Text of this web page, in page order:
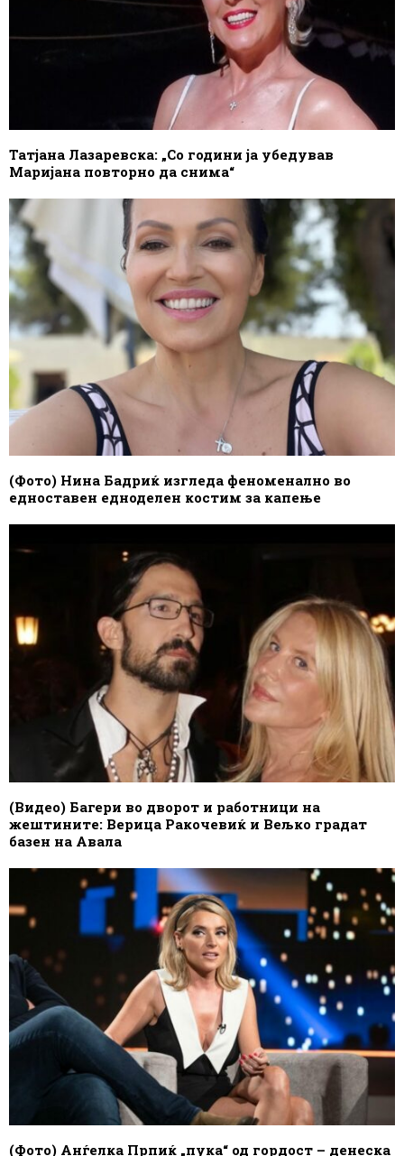
Татјана Лазаревска: „Со години ја убедував
Маријана повторно да снима“
(Фото) Нина Бадриќ изгледа феноменално во
едноставен едноделен костим за капење
(Видео) Багери во дворот и работници на
жештините: Верица Ракочевиќ и Вељко градат
базен на Авала
(Фото) Анѓелка Прпиќ „пука“ од гордост – денеска